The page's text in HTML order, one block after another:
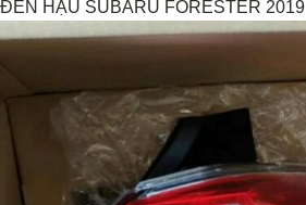
ĐÈN HẬU SUBARU FORESTER 2019